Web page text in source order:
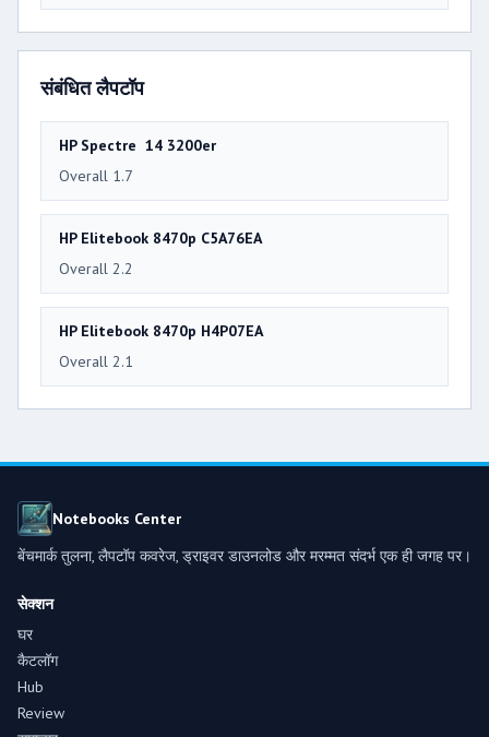
संबंधित लैपटॉप
HP Spectre 14 3200er
Overall 1.7
HP Elitebook 8470p C5A76EA
Overall 2.2
HP Elitebook 8470p H4P07EA
Overall 2.1
Notebooks Center
बेंचमार्क तुलना, लैपटॉप कवरेज, ड्राइवर डाउनलोड और मरम्मत संदर्भ एक ही जगह पर।
सेक्शन
घर
कैटलॉग
Hub
Review